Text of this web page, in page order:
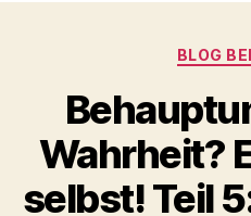
BLOG
Wahrheit?
selbst! Teil